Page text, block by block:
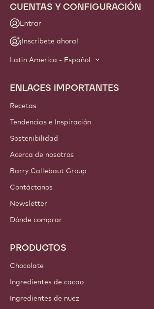
CUENTAS Y CONFIGURACIÓN
Entrar
¡Inscríbete ahora!
Latin America - Español
Footer
Callebaut
ENLACES IMPORTANTES
Recetas
Tendencias e Inspiración
Sostenibilidad
Acerca de nosotros
Barry Callebaut Group
Contáctanos
Newsletter
Dónde comprar
PRODUCTOS
Chocolate
Ingredientes de cacao
Ingredientes de nuez